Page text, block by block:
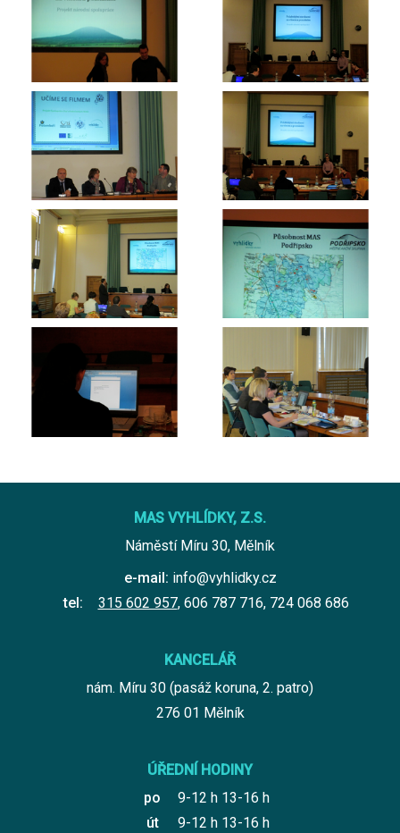
MAS VYHLÍDKY, Z.S.
Náměstí Míru 30, Mělník
e-mail: info@vyhlidky.cz
tel:
315 602 957, 606 787 716, 724 068 686
KANCELÁŘ
nám. Míru 30 (pasáž koruna, 2. patro)
276 01 Mělník
ÚŘEDNÍ HODINY
po
9-12 h 13-16 h
út
9-12 h 13-16 h